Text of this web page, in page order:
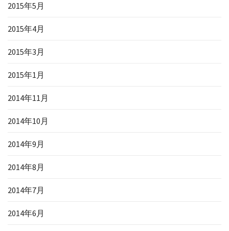
2015年5月
2015年4月
2015年3月
2015年1月
2014年11月
2014年10月
2014年9月
2014年8月
2014年7月
2014年6月